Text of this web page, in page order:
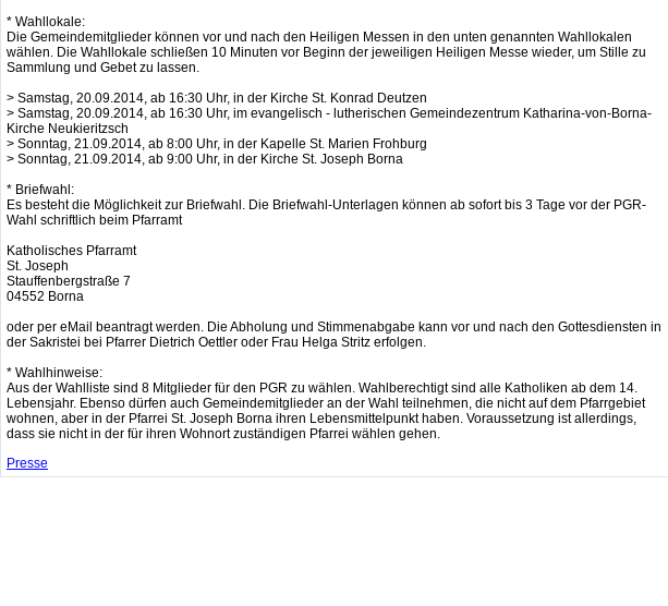
* Wahllokale:
Die Gemeindemitglieder können vor und nach den Heiligen Messen in den unten genannten Wahllokalen
wählen. Die Wahllokale schließen 10 Minuten vor Beginn der jeweiligen Heiligen Messe wieder, um Stille zu
Sammlung und Gebet zu lassen.
> Samstag, 20.09.2014, ab 16:30 Uhr, in der Kirche St. Konrad Deutzen
> Samstag, 20.09.2014, ab 16:30 Uhr, im evangelisch - lutherischen Gemeindezentrum Katharina-von-Borna-
Kirche Neukieritzsch
> Sonntag, 21.09.2014, ab 8:00 Uhr, in der Kapelle St. Marien Frohburg
> Sonntag, 21.09.2014, ab 9:00 Uhr, in der Kirche St. Joseph Borna
* Briefwahl:
Es besteht die Möglichkeit zur Briefwahl. Die Briefwahl-Unterlagen können ab sofort bis 3 Tage vor der PGR-
Wahl schriftlich beim Pfarramt
Katholisches Pfarramt
St. Joseph
Stauffenbergstraße 7
04552 Borna
oder per eMail beantragt werden. Die Abholung und Stimmenabgabe kann vor und nach den Gottesdiensten in
der Sakristei bei Pfarrer Dietrich Oettler oder Frau Helga Stritz erfolgen.
* Wahlhinweise:
Aus der Wahlliste sind 8 Mitglieder für den PGR zu wählen. Wahlberechtigt sind alle Katholiken ab dem 14.
Lebensjahr. Ebenso dürfen auch Gemeindemitglieder an der Wahl teilnehmen, die nicht auf dem Pfarrgebiet
wohnen, aber in der Pfarrei St. Joseph Borna ihren Lebensmittelpunkt haben. Voraussetzung ist allerdings,
dass sie nicht in der für ihren Wohnort zuständigen Pfarrei wählen gehen.
Presse